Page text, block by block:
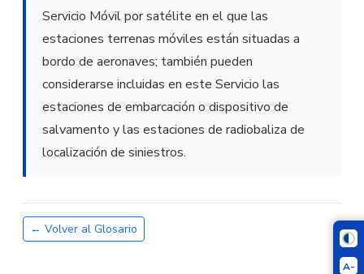
A-
Servicio Móvil por satélite en el que las
estaciones terrenas móviles están situadas a
bordo de aeronaves; también pueden
considerarse incluidas en este Servicio las
estaciones de embarcación o dispositivo de
salvamento y las estaciones de radiobaliza de
localización de siniestros.
← Volver al Glosario